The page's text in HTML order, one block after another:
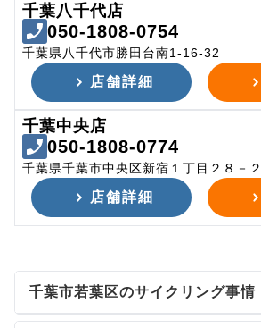
千葉八千代店
050-1808-0754
千葉県八千代市勝田台南1-16-32
店舗詳細
千葉中央店
050-1808-0774
千葉県千葉市中央区新宿１丁目２８－
店舗詳細
千葉市若葉区のサイクリング事情